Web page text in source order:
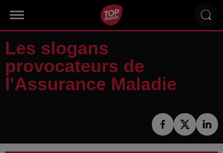
Les slogans
provocateurs de
l'Assurance Maladie